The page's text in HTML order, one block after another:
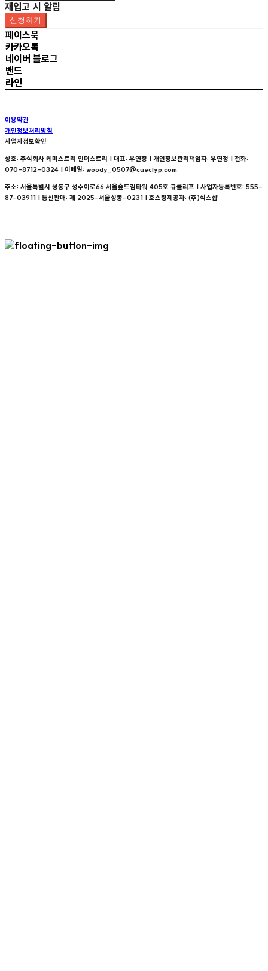
재입고 시 알림
신청하기
페이스북
카카오톡
네이버 블로그
밴드
라인
이용약관
개인정보처리방침
사업자정보확인
상호: 주식회사 케미스트리 인더스트리 | 대표: 우연정 | 개인정보관리책임자: 우연정 | 전화:
070-8712-0324 | 이메일: woody_0507@cueclyp.com
주소: 서울특별시 성동구 성수이로66 서울숲드림타워 405호 큐클리프 | 사업자등록번호: 555-
87-03911 | 통신판매: 제 2025-서울성동-0231 | 호스팅제공자: (주)식스샵